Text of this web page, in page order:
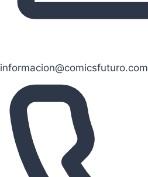
informacion@comicsfuturo.com